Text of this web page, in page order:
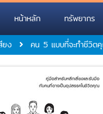
หน้าหลัก ทรัพยากร
ยง คน 5 แบบที่จะทำชีวิ